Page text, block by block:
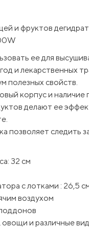
и фруктов
ее для
и лекарственных
полезных свойств.
корпус и наличие
делают ее
позволяет следить
32 см
с лотками : 26,5
воздухом
и различные